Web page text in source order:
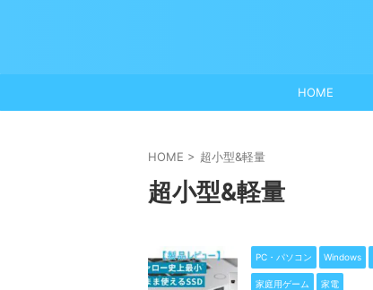
HOME
HOME > 超小型&軽量
超小型&軽量
PC・パソコン Windows
家庭用ゲーム 家電